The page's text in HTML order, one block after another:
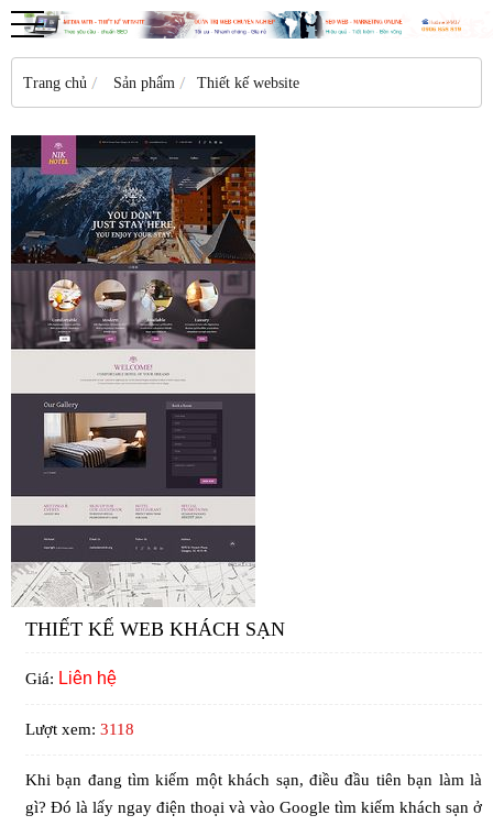
Trang chủ Sản phẩm Thiết kế website
THIẾT KẾ WEB KHÁCH SẠN
Giá: Liên hệ
Lượt xem: 3118
Khi bạn đang tìm kiếm một khách sạn, điều đầu tiên bạn làm là
gì? Đó là lấy ngay điện thoại và vào Google tìm kiếm khách sạn ở